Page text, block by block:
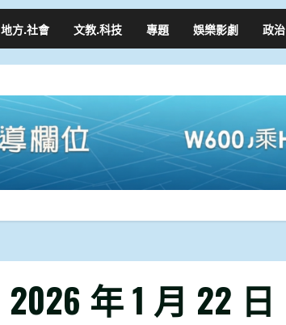
地方.社會 文教.科技 專題 娛樂影劇 政治
2026 年 1 月 22 日